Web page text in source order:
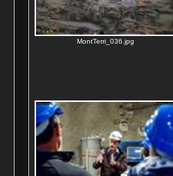
MontTerri_036.jpg